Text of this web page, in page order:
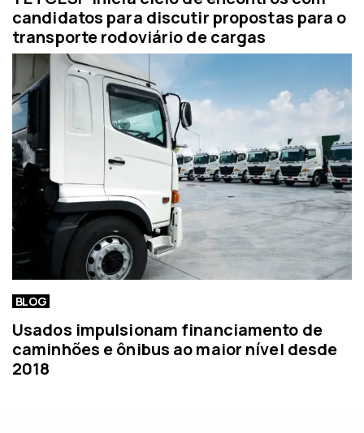
candidatos para discutir propostas para o
transporte rodoviário de cargas
BLOG
Usados impulsionam financiamento de
caminhões e ônibus ao maior nível desde
2018